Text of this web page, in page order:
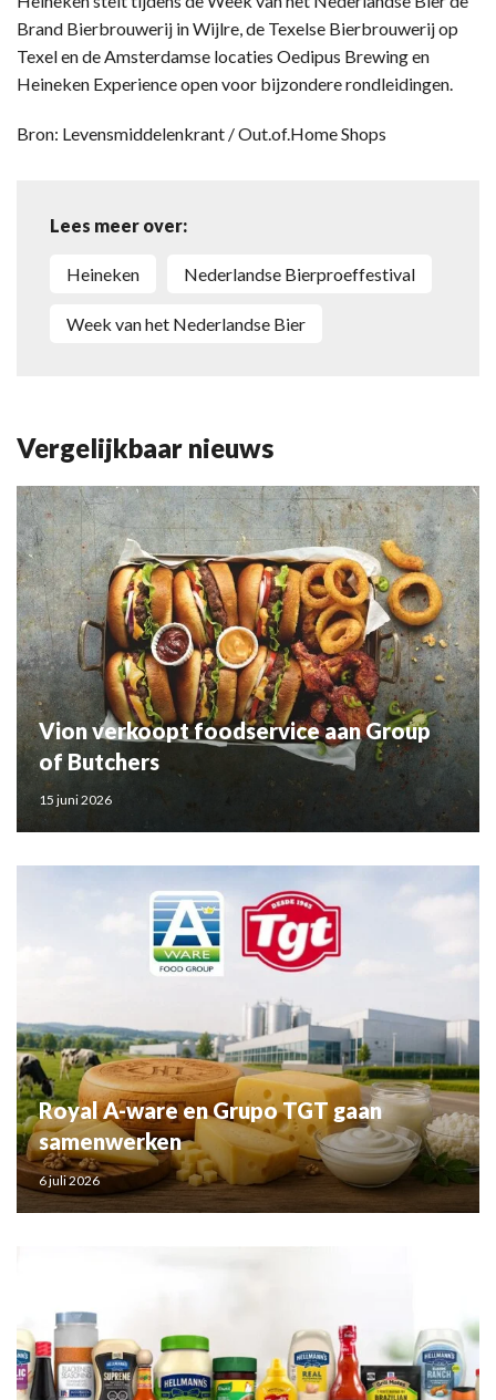
Brand Bierbrouwerij in Wijlre, de Texelse Bierbrouwerij op
Texel en de Amsterdamse locaties Oedipus Brewing en
Heineken Experience open voor bijzondere rondleidingen.
Bron: Levensmiddelenkrant / Out.of.Home Shops
Lees meer over:
Heineken Nederlandse Bierproeffestival
Week van het Nederlandse Bier
Vergelijkbaar nieuws
Vion verkoopt foodservice aan Group
of Butchers
15 juni 2026
Royal A-ware en Grupo TGT gaan
samenwerken
6 juli 2026